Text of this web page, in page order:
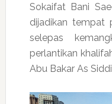
Sokaifat Bani
dijadikan tempat
selepas
perlantikan
Abu Bakar As